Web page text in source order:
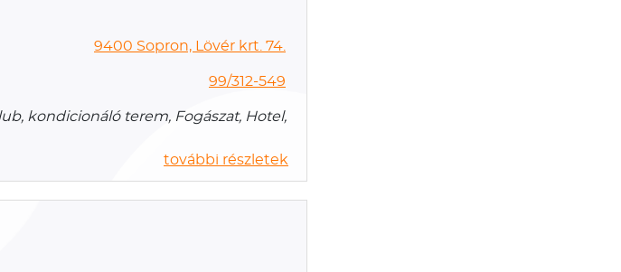
9400 Sopron, Lövér krt. 74.
99/312-549
kondicionáló terem, Fogászat, Hotel,
további részletek